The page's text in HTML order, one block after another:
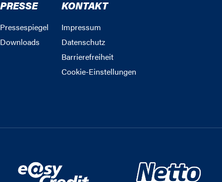
PRESSE
Pressespiegel
Downloads
KONTAKT
Impressum
Datenschutz
Barrierefreiheit
Cookie-Einstellungen